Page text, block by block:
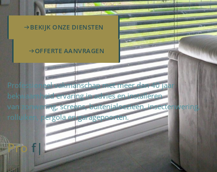
BEKIJK ONZE DIENSTEN
OFFERTE AANVRAGEN
Professioneel vakmanschap met meer dan 40 jaar
bekwaamheid ervaring in advies en installeren
van zonwering, screens, buitenjaloezieën, insectenwering,
rolluiken, pergola en garagepoorten.
Pro fteam|